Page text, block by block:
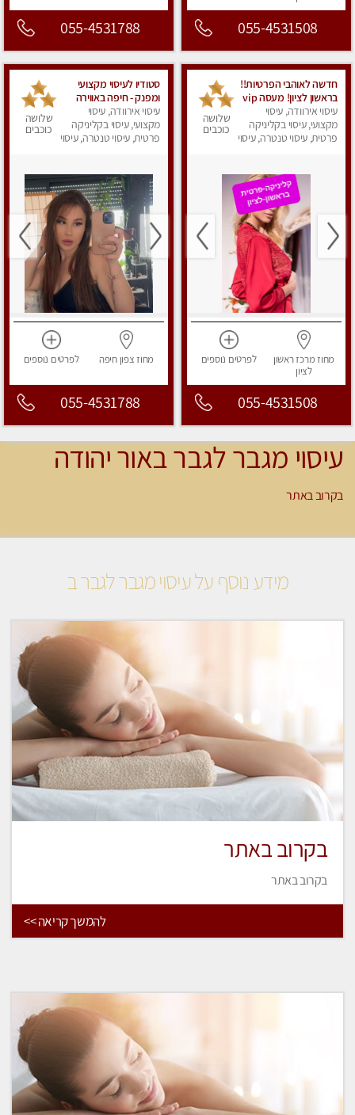
055-4531508
055-4531788
חדשה לאוהבי הפרטיות!!
בראשון לציון! מעסה vip
מפנקת בקליניקה פרטית
לחלוטין!!! לבד! לרציניים
בלבד! מומלץ!
עיסוי אירוודה, עיסוי
מקצועי, עיסוי בקליניקה
פרטית, עיסוי טנטרה, עיסוי
שלושה
כוכבים
מחוז מרכזראשון
לציון
לפרטים נוספים
055-4531508
סטודיו לעיסוי מקצועי
ומפנק - חיפה באווירה
נעימה ושקטה
עיסוי אירוודה, עיסוי
מקצועי, עיסוי בקליניקה
פרטית, עיסוי טנטרה, עיסוי
שלושה
כוכבים
מחוז צפוןחיפה לפרטים נוספים
055-4531788
עיסוי מגבר לגבר באור יהודה
בקרוב באתר
מידע נוסף על עיסוי מגבר לגבר ב
בקרוב באתר
בקרוב באתר
להמשך קריאה >>